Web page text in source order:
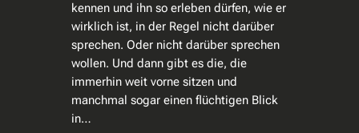
kennen und ihn so erleben dürfen, wie er
wirklich ist, in der Regel nicht darüber
sprechen. Oder nicht darüber sprechen
wollen. Und dann gibt es die, die
immerhin weit vorne sitzen und
manchmal sogar einen flüchtigen Blick
in…